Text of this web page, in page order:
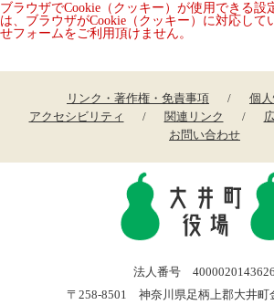
ブラウザでCookie（クッキー）が使用できる設
は、ブラウザがCookie（クッキー）に対応して
せフォームをご利用頂けません。
リンク・著作権・免責事項
個
アクセシビリティ
関連リンク
お問い合わせ
法人番号 4000020143626
〒258-8501 神奈川県足柄上郡大井町